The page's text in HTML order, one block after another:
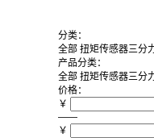
分类：
全部 扭矩传感器三分
产品分类：
全部 扭矩传感器三分
价格：
￥
——
￥